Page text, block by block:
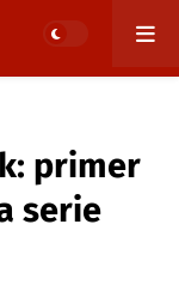
primer
serie